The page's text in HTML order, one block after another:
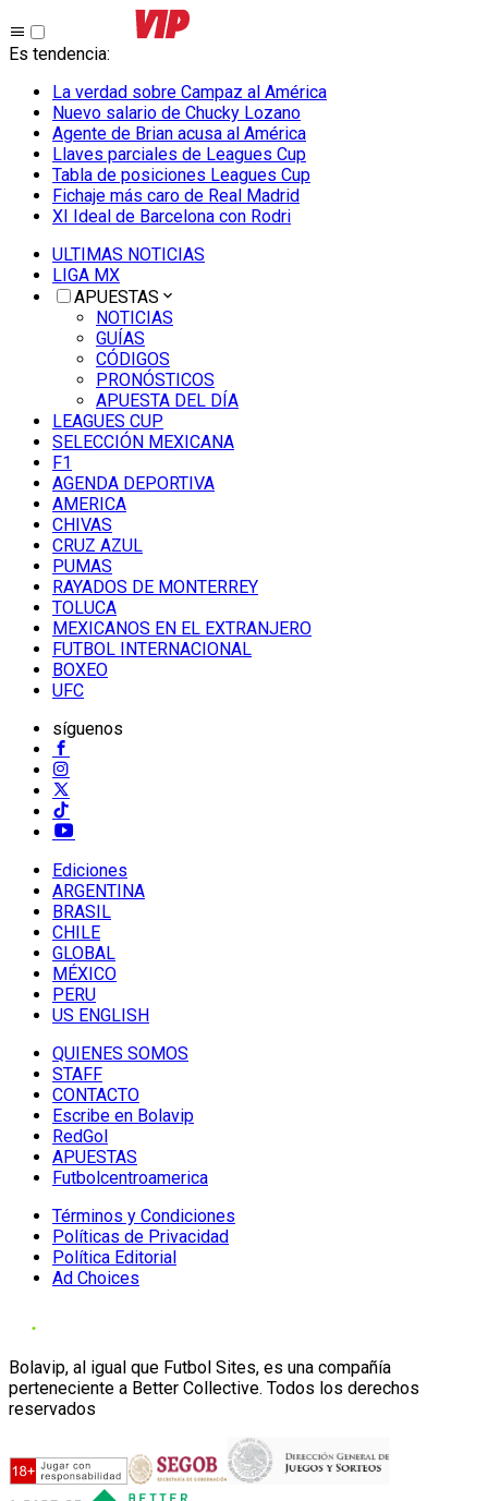
Es tendencia:
La verdad sobre Campaz al América
Nuevo salario de Chucky Lozano
Agente de Brian acusa al América
Llaves parciales de Leagues Cup
Tabla de posiciones Leagues Cup
Fichaje más caro de Real Madrid
XI Ideal de Barcelona con Rodri
ULTIMAS NOTICIAS
LIGA MX
APUESTAS
NOTICIAS
GUÍAS
CÓDIGOS
PRONÓSTICOS
APUESTA DEL DÍA
LEAGUES CUP
SELECCIÓN MEXICANA
F1
AGENDA DEPORTIVA
AMERICA
CHIVAS
CRUZ AZUL
PUMAS
RAYADOS DE MONTERREY
TOLUCA
MEXICANOS EN EL EXTRANJERO
FUTBOL INTERNACIONAL
BOXEO
UFC
síguenos
Ediciones
ARGENTINA
BRASIL
CHILE
GLOBAL
MÉXICO
PERU
US ENGLISH
QUIENES SOMOS
STAFF
CONTACTO
Escribe en Bolavip
RedGol
APUESTAS
Futbolcentroamerica
Términos y Condiciones
Políticas de Privacidad
Política Editorial
Ad Choices
Bolavip, al igual que Futbol Sites, es una compañía
perteneciente a Better Collective. Todos los derechos
reservados